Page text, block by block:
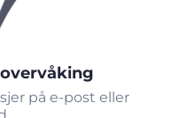
på e-post eller